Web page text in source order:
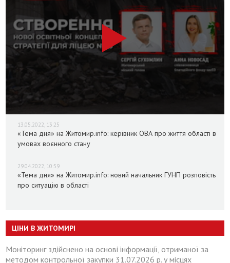
13.05.2022, 13:25
«Тема дня» на Житомир.info: керівник ОВА про життя області в
умовах воєнного стану
29.04.2022, 10:59
«Тема дня» на Житомир.info: новий начальник ГУНП розповість
про ситуацію в області
ЦІНИ В ЖИТОМИРІ
Моніторинг здійснено на основі інформації, отриманої за
методом контрольної закупки 31.07.2026 р. у місцях